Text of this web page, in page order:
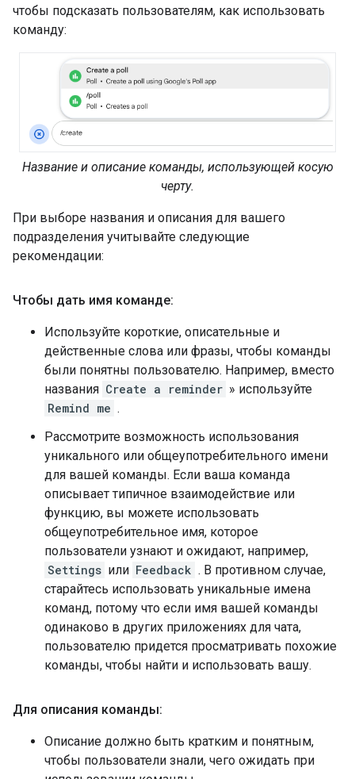
чтобы подсказать пользователям, как использовать
команду:
Название и описание команды, использующей косую
черту.
При выборе названия и описания для вашего
подразделения учитывайте следующие
рекомендации:
Чтобы дать имя команде:
Используйте короткие, описательные и
действенные слова или фразы, чтобы команды
были понятны пользователю. Например, вместо
названия Create a reminder » используйте
Remind me .
Рассмотрите возможность использования
уникального или общеупотребительного имени
для вашей команды. Если ваша команда
описывает типичное взаимодействие или
функцию, вы можете использовать
общеупотребительное имя, которое
пользователи узнают и ожидают, например,
Settings или Feedback . В противном случае,
старайтесь использовать уникальные имена
команд, потому что если имя вашей команды
одинаково в других приложениях для чата,
пользователю придется просматривать похожие
команды, чтобы найти и использовать вашу.
Для описания команды:
Описание должно быть кратким и понятным,
чтобы пользователи знали, чего ожидать при